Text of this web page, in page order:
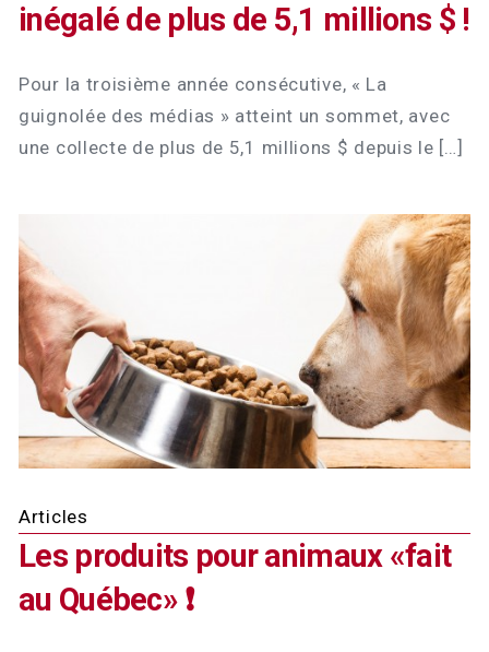
inégalé de plus de 5,1 millions $ !
Pour la troisième année consécutive, « La
guignolée des médias » atteint un sommet, avec
une collecte de plus de 5,1 millions $ depuis le […]
Articles
Les produits pour animaux «fait
au Québec» ❗️